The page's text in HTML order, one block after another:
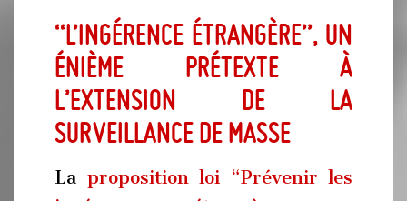
“L’ingérence étrangère”, un
énième prétexte à
l’extension de la
surveillance de masse
La proposition loi “Prévenir les